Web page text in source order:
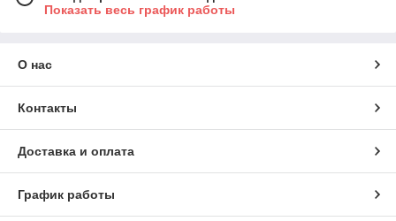
Показать весь график работы
О нас
Контакты
Доставка и оплата
График работы